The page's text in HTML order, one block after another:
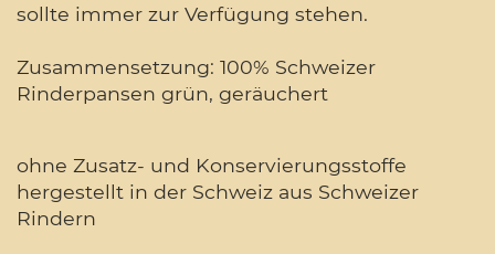
sollte immer zur Verfügung stehen.
Zusammensetzung: 100% Schweizer
Rinderpansen grün, geräuchert
ohne Zusatz- und Konservierungsstoffe
hergestellt in der Schweiz aus Schweizer
Rindern